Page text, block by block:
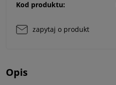
Kod produktu:
zapytaj o produkt
Opis